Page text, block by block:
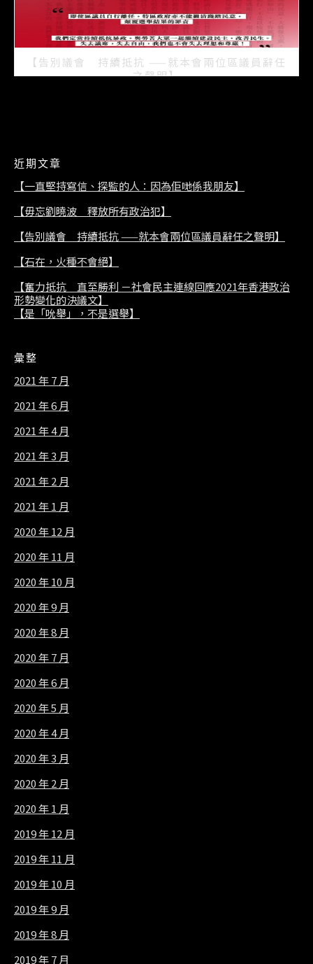
【告別議會 持續抵抗 ——就本會兩位區議員辭任
之聲明】
近期文章
【一直堅持寫信、探監的人：因為佢哋係我朋友】
【毋忘劉曉波 釋放所有政治犯】
【告別議會 持續抵抗 ——就本會兩位區議員辭任之聲明】
【石在，火種不會絕】
【奮力抵抗 直至勝利 －社會民主連線回應2021年香港政治
形勢變化的決議文】
【是「吮舉」，不是選舉】
彙整
2021 年 7 月
2021 年 6 月
2021 年 4 月
2021 年 3 月
2021 年 2 月
2021 年 1 月
2020 年 12 月
2020 年 11 月
2020 年 10 月
2020 年 9 月
2020 年 8 月
2020 年 7 月
2020 年 6 月
2020 年 5 月
2020 年 4 月
2020 年 3 月
2020 年 2 月
2020 年 1 月
2019 年 12 月
2019 年 11 月
2019 年 10 月
2019 年 9 月
2019 年 8 月
2019 年 7 月